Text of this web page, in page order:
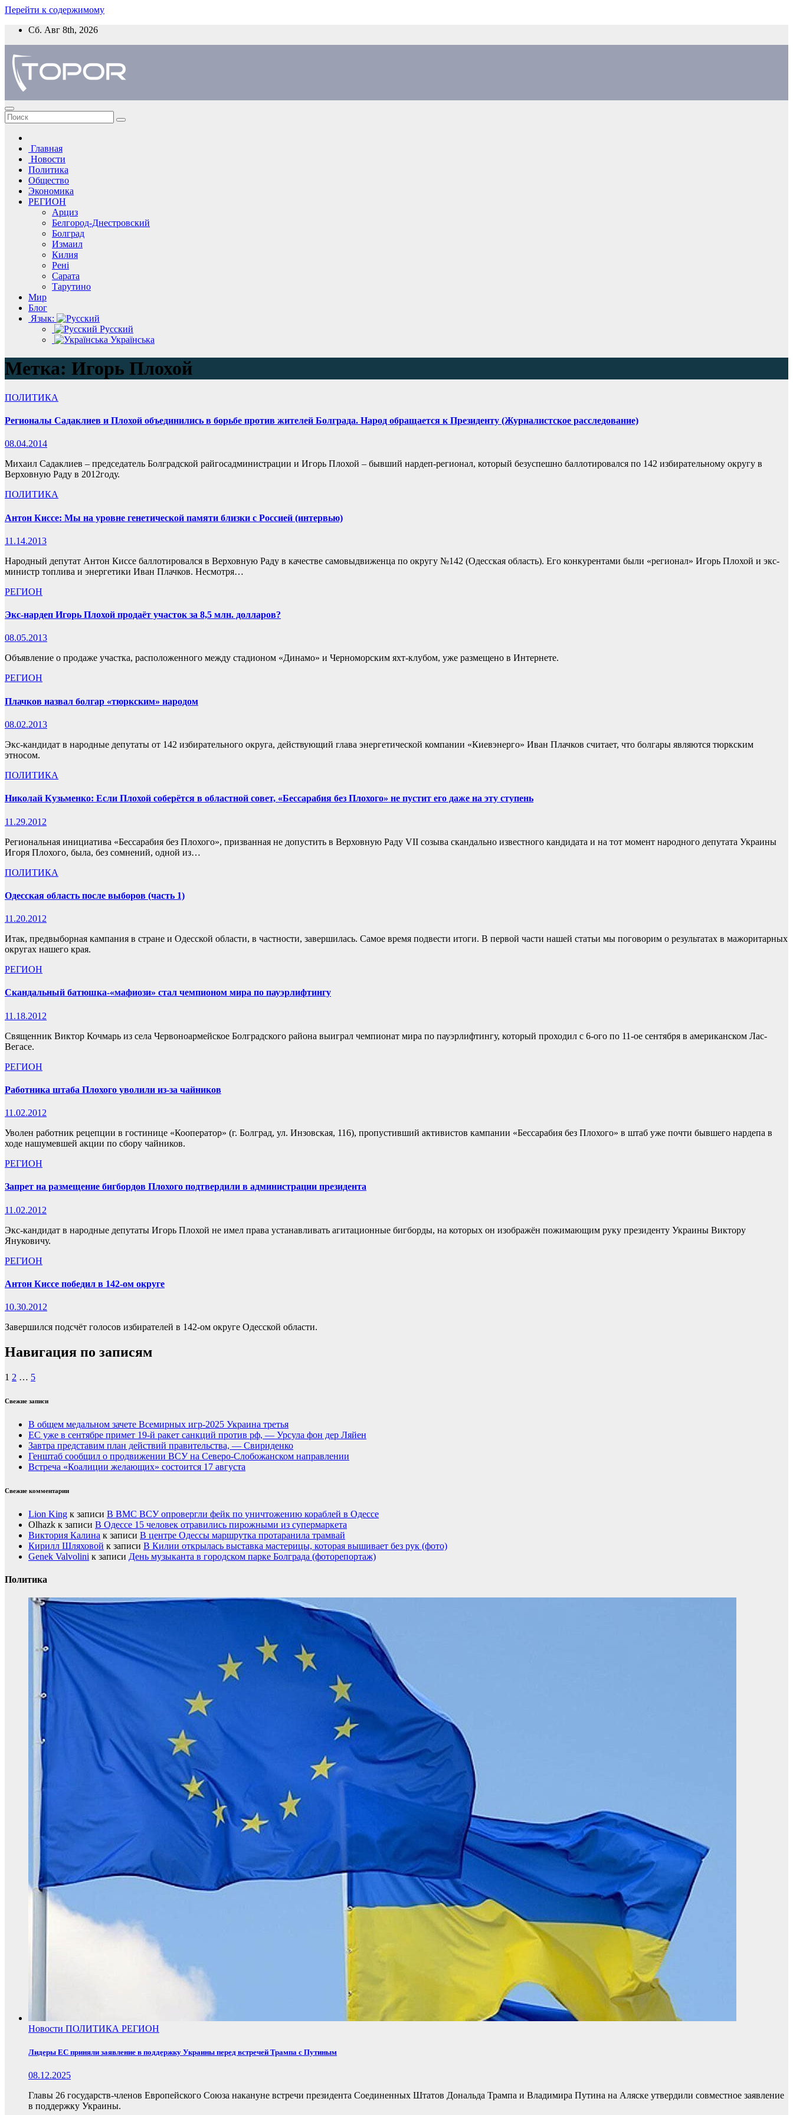
Перейти к содержимому
Сб. Авг 8th, 2026
Главная
Новости
Политика
Общество
Экономика
РЕГИОН
Арциз
Белгород-Днестровский
Болград
Измаил
Килия
Рені
Сарата
Тарутино
Мир
Блог
Язык:
Русский
Українська
Метка: Игорь Плохой
ПОЛИТИКА
Регионалы Садаклиев и Плохой объединились в борьбе против жителей Болграда. Народ обращается к Президенту (Журналистское расследование)
08.04.2014
Михаил Садаклиев – председатель Болградской райгосадминистрации и Игорь Плохой – бывший нардеп-регионал, который безуспешно баллотировался по 142 избирательному округу в
Верховную Раду в 2012году.
ПОЛИТИКА
Антон Киссе: Мы на уровне генетической памяти близки с Россией (интервью)
11.14.2013
Народный депутат Антон Киссе баллотировался в Верховную Раду в качестве самовыдвиженца по округу №142 (Одесская область). Его конкурентами были «регионал» Игорь Плохой и экс-
министр топлива и энергетики Иван Плачков. Несмотря…
РЕГИОН
Экс-нардеп Игорь Плохой продаёт участок за 8,5 млн. долларов?
08.05.2013
Объявление о продаже участка, расположенного между стадионом «Динамо» и Черноморским яхт-клубом, уже размещено в Интернете.
РЕГИОН
Плачков назвал болгар «тюркским» народом
08.02.2013
Экс-кандидат в народные депутаты от 142 избирательного округа, действующий глава энергетической компании «Киевэнерго» Иван Плачков считает, что болгары являются тюркским
этносом.
ПОЛИТИКА
Николай Кузьменко: Если Плохой соберётся в областной совет, «Бессарабия без Плохого» не пустит его даже на эту ступень
11.29.2012
Региональная инициатива «Бессарабия без Плохого», призванная не допустить в Верховную Раду VII созыва скандально известного кандидата и на тот момент народного депутата Украины
Игоря Плохого, была, без сомнений, одной из…
ПОЛИТИКА
Одесская область после выборов (часть 1)
11.20.2012
Итак, предвыборная кампания в стране и Одесской области, в частности, завершилась. Самое время подвести итоги. В первой части нашей статьи мы поговорим о результатах в мажоритарных
округах нашего края.
РЕГИОН
Скандальный батюшка-«мафиози» стал чемпионом мира по пауэрлифтингу
11.18.2012
Священник Виктор Кочмарь из села Червоноармейское Болградского района выиграл чемпионат мира по пауэрлифтингу, который проходил с 6-ого по 11-ое сентября в американском Лас-
Вегасе.
РЕГИОН
Работника штаба Плохого уволили из-за чайников
11.02.2012
Уволен работник рецепции в гостинице «Кооператор» (г. Болград, ул. Инзовская, 116), пропустивший активистов кампании «Бессарабия без Плохого» в штаб уже почти бывшего нардепа в
ходе нашумевшей акции по сбору чайников.
РЕГИОН
Запрет на размещение бигбордов Плохого подтвердили в администрации президента
11.02.2012
Экс-кандидат в народные депутаты Игорь Плохой не имел права устанавливать агитационные бигборды, на которых он изображён пожимающим руку президенту Украины Виктору
Януковичу.
РЕГИОН
Антон Киссе победил в 142-ом округе
10.30.2012
Завершился подсчёт голосов избирателей в 142-ом округе Одесской области.
Навигация по записям
1 2 … 5
Свежие записи
В общем медальном зачете Всемирных игр-2025 Украина третья
ЕС уже в сентябре примет 19-й ракет санкций против рф, — Урсула фон дер Ляйен
Завтра представим план действий правительства, — Свириденко
Генштаб сообщил о продвижении ВСУ на Северо-Слобожанском направлении
Встреча «Коалиции желающих» состоится 17 августа
Свежие комментарии
Lion King к записи В ВМС ВСУ опровергли фейк по уничтожению кораблей в Одессе
Olhazk к записи В Одессе 15 человек отравились пирожными из супермаркета
Виктория Калина к записи В центре Одессы маршрутка протаранила трамвай
Кирилл Шляховой к записи В Килии открылась выставка мастерицы, которая вышивает без рук (фото)
Genek Valvolini к записи День музыканта в городском парке Болграда (фоторепортаж)
Политика
Новости ПОЛИТИКА РЕГИОН
Лидеры ЕС приняли заявление в поддержку Украины перед встречей Трампа с Путиным
08.12.2025
Главы 26 государств-членов Европейского Союза накануне встречи президента Соединенных Штатов Дональда Трампа и Владимира Путина на Аляске утвердили совместное заявление
в поддержку Украины.